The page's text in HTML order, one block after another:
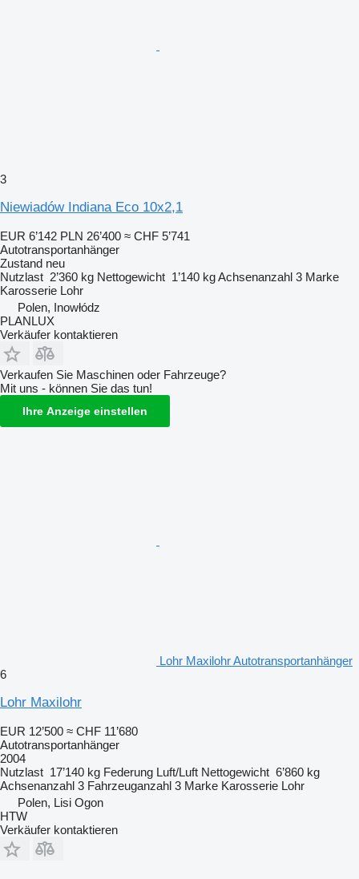
3
Niewiadów Indiana Eco 10x2,1
EUR 6’142 PLN 26’400 ≈ CHF 5’741
Autotransportanhänger
Zustand neu
Nutzlast 2’360 kg Nettogewicht 1’140 kgAchsenanzahl 3 Marke
Karosserie Lohr
Polen, Inowłódz
PLANLUX
Verkäufer kontaktieren
Verkaufen Sie Maschinen oder Fahrzeuge?
Mit uns - können Sie das tun!
Ihre Anzeige einstellen
Lohr Maxilohr Autotransportanhänger
6
Lohr Maxilohr
EUR 12’500 ≈ CHF 11’680
Autotransportanhänger
2004
Nutzlast 17’140 kg Federung Luft/Luft Nettogewicht 6’860 kg
Achsenanzahl 3 Fahrzeuganzahl 3 Marke Karosserie Lohr
Polen, Lisi Ogon
HTW
Verkäufer kontaktieren